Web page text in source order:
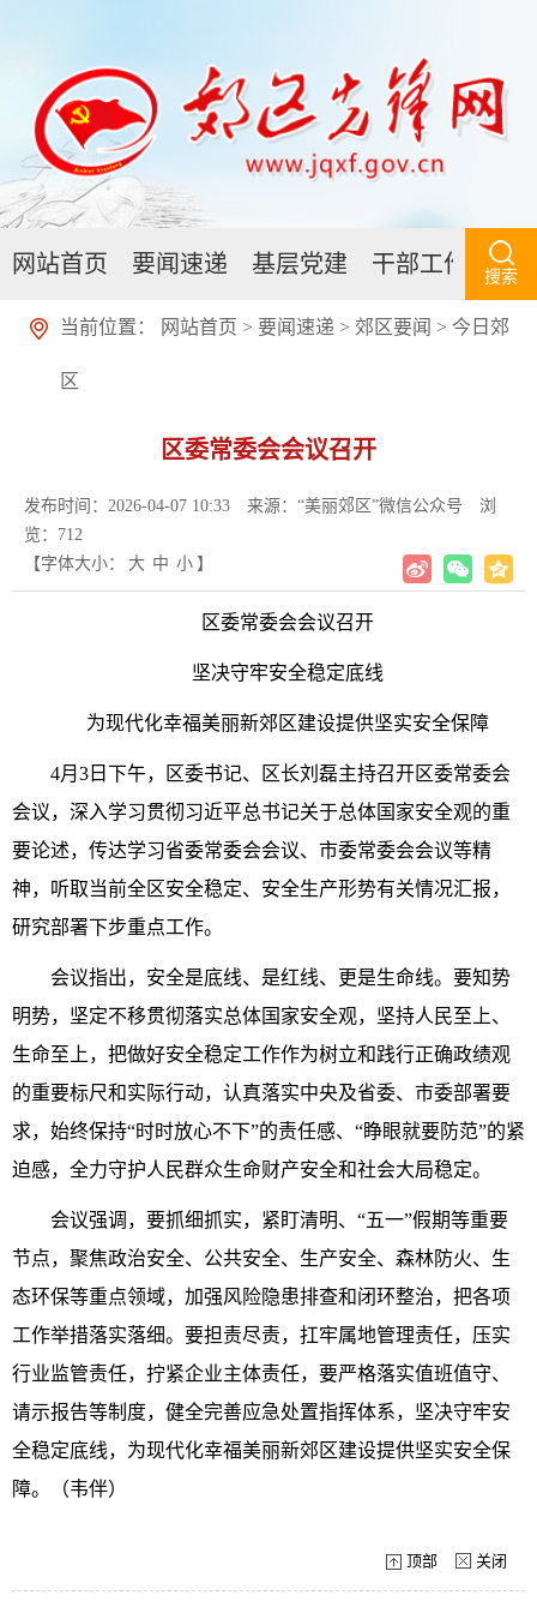
网站首页 要闻速递 基层党建 干部工作 人
搜索
当前位置： 网站首页 > 要闻速递 > 郊区要闻 > 今日郊
区
区委常委会会议召开
发布时间：2026-04-07 10:33 来源：“美丽郊区”微信公众号
浏
览： 712
【字体大小：
大 中 小 】
区委常委会会议召开
坚决守牢安全稳定底线
为现代化幸福美丽新郊区建设提供坚实安全保障
4月3日下午，区委书记、区长刘磊主持召开区委常委会
会议，深入学习贯彻习近平总书记关于总体国家安全观的重
要论述，传达学习省委常委会会议、市委常委会会议等精
神，听取当前全区安全稳定、安全生产形势有关情况汇报，
研究部署下步重点工作。
会议指出，安全是底线、是红线、更是生命线。要知势
明势， 坚定不移贯彻落实总体国家安全观，坚持人民至上、
生命至上，把做好安全稳定工作作为树立和践行正确政绩观
的重要标尺和实际行动，认真落实中央及省委、市委部署要
求，始终保持“时时放心不下”的责任感、“睁眼就要防范”的紧
迫感， 全力守护人民群众生命财产安全和社会大局稳定。
会议强调，要抓细抓实，紧盯清明、“五一”假期等重要
节点，聚焦政治安全、公共安全、生产安全、森林防火、生
态环保等重点领域，加强风险隐患排查和闭环整治，把各项
工作举措落实落细。要担责尽责，扛牢属地管理责任，压实
行业监管责任，拧紧企业主体责任，要严格落实值班值守、
请示报告等制度，健全完善应急处置指挥体系， 坚决守牢安
全稳定底线，为现代化幸福美丽新郊区建设提供坚实安全保
障。
（韦伴）
顶部 关闭